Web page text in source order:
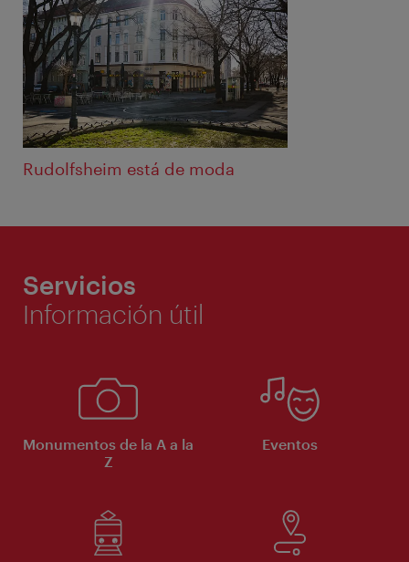
Rudolfsheim está de moda
Servicios
Información útil
Monumentos de la A a la
Z
Eventos